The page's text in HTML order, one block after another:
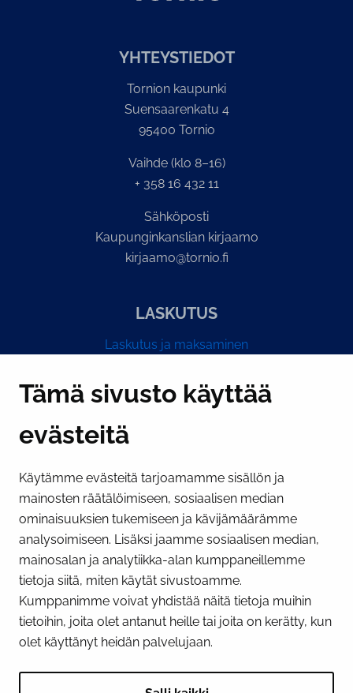
Tämä sivusto käyttää
evästeitä
Käytämme evästeitä tarjoamamme sisällön ja
mainosten räätälöimiseen, sosiaalisen median
ominaisuuksien tukemiseen ja kävijämäärämme
analysoimiseen. Lisäksi jaamme sosiaalisen median,
mainosalan ja analytiikka-alan kumppaneillemme
tietoja siitä, miten käytät sivustoamme.
Kumppanimme voivat yhdistää näitä tietoja muihin
tietoihin, joita olet antanut heille tai joita on kerätty, kun
olet käyttänyt heidän palvelujaan.
YH­TEYS­TIE­DOT
Tornion kaupunki
Suensaarenkatu 4
95400 Tornio
Vaihde (klo 8–16)
+ 358 16 432 11
Sähköposti
Kaupunginkanslian kirjaamo
kirjaamo@tornio.fi
LASKUTUS
Laskutus ja maksaminen
PI­KA­LINK­KE­JÄ
Näytä evästeasetukseni
SOSIAALINEN MEDIA
Facebook InstagramYouTube